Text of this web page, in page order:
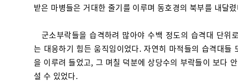
받은 마병들은 거대한 줄기를 이루며 동호경의 북부를 내달
군소부락들을 습격하려 많아야 수백 정도의 습격대 단위
는 대응하기 힘든 움직임이었다. 자연히 마적들의 습격대들
을 이루려 들었고, 그 며칠 덕분에 상당수의 부락들이 보다
설 수 있었다.